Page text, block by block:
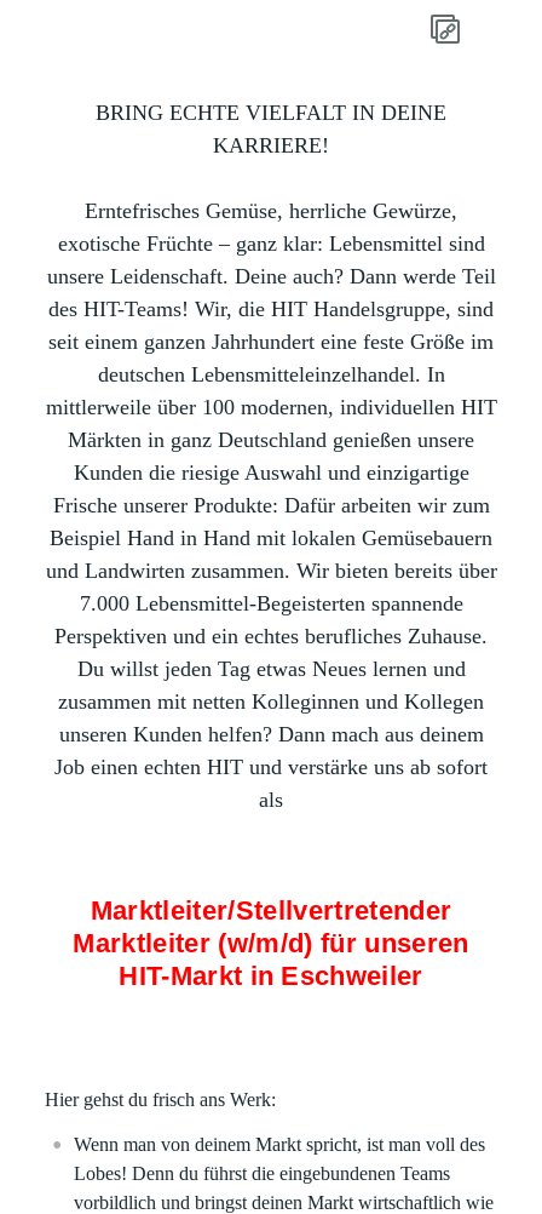
BRING ECHTE VIELFALT IN DEINE
KARRIERE!
Erntefrisches Gemüse, herrliche Gewürze,
exotische Früchte – ganz klar: Lebensmittel sind
unsere Leidenschaft. Deine auch? Dann werde Teil
des HIT-Teams! Wir, die HIT Handelsgruppe, sind
seit einem ganzen Jahrhundert eine feste Größe im
deutschen Lebensmitteleinzelhandel. In
mittlerweile über 100 modernen, individuellen HIT
Märkten in ganz Deutschland genießen unsere
Kunden die riesige Auswahl und einzigartige
Frische unserer Produkte: Dafür arbeiten wir zum
Beispiel Hand in Hand mit lokalen Gemüsebauern
und Landwirten zusammen. Wir bieten bereits über
7.000 Lebensmittel-Begeisterten spannende
Perspektiven und ein echtes berufliches Zuhause.
Du willst jeden Tag etwas Neues lernen und
zusammen mit netten Kolleginnen und Kollegen
unseren Kunden helfen? Dann mach aus deinem
Job einen echten HIT und verstärke uns ab sofort
als
Marktleiter/Stellvertretender
Marktleiter (w/m/d) für unseren
HIT-Markt in Eschweiler
Hier gehst du frisch ans Werk:
Wenn man von deinem Markt spricht, ist man voll des
Lobes! Denn du führst die eingebundenen Teams
vorbildlich und bringst deinen Markt wirtschaftlich wie